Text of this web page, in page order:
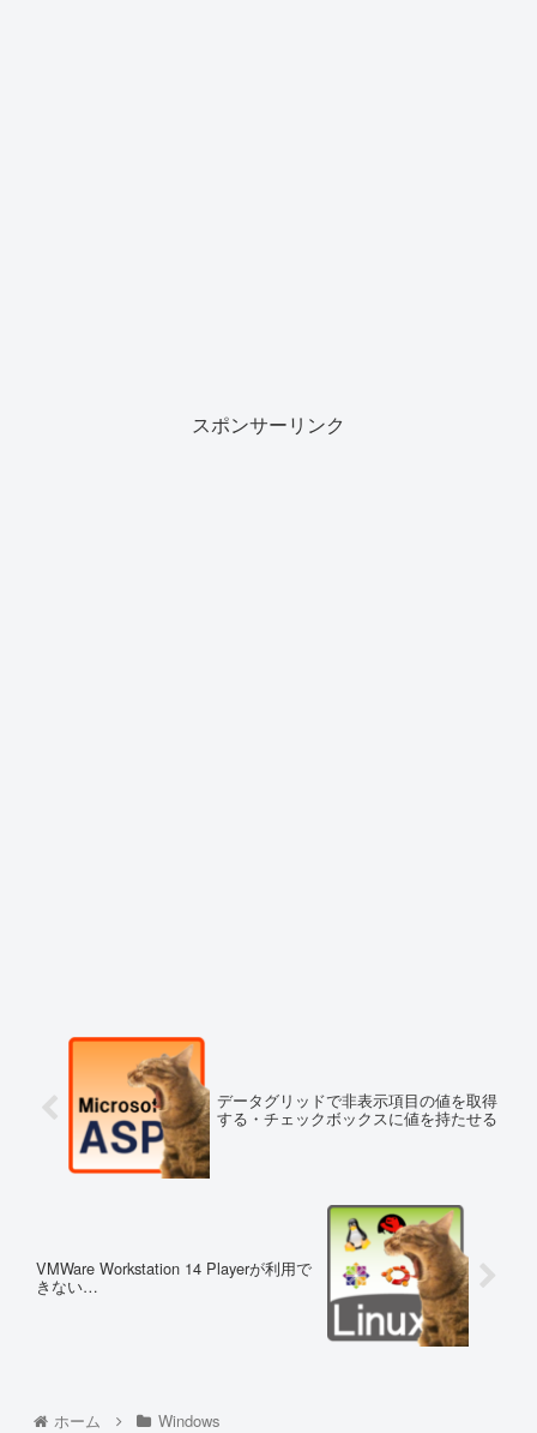
スポンサーリンク
データグリッドで非表示項目の値を取得
する・チェックボックスに値を持たせる
VMWare Workstation 14 Playerが利用で
きない…
ホーム Windows